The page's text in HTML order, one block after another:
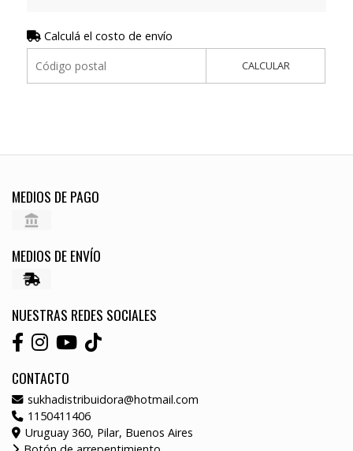
Calculá el costo de envío
CALCULAR
MEDIOS DE PAGO
MEDIOS DE ENVÍO
NUESTRAS REDES SOCIALES
CONTACTO
sukhadistribuidora@hotmail.com
1150411406
Uruguay 360, Pilar, Buenos Aires